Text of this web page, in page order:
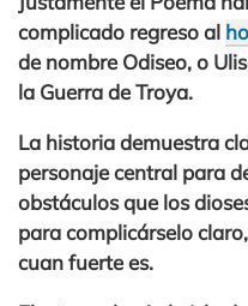
complicado regreso al
de nombre Odiseo, o
la Guerra de Troya.
La historia demuestra
personaje central para
obstáculos que los
para complicárselo
cuan fuerte es.